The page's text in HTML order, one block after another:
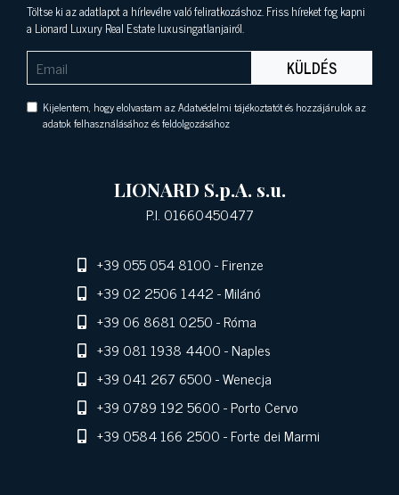
Töltse ki az adatlapot a hírlevélre való feliratkozáshoz. Friss híreket fog kapni
a Lionard Luxury Real Estate luxusingatlanjairól.
KÜLDÉS
Kijelentem, hogy elolvastam az Adatvédelmi tájékoztatót és hozzájárulok az
adatok felhasználásához és feldolgozásához
LIONARD S.p.A. s.u.
P.I. 01660450477
+39 055 054 8100- Firenze
+39 02 2506 1442- Milánó
+39 06 8681 0250- Róma
+39 081 1938 4400- Naples
+39 041 267 6500- Wenecja
+39 0789 192 5600- Porto Cervo
+39 0584 166 2500- Forte dei Marmi